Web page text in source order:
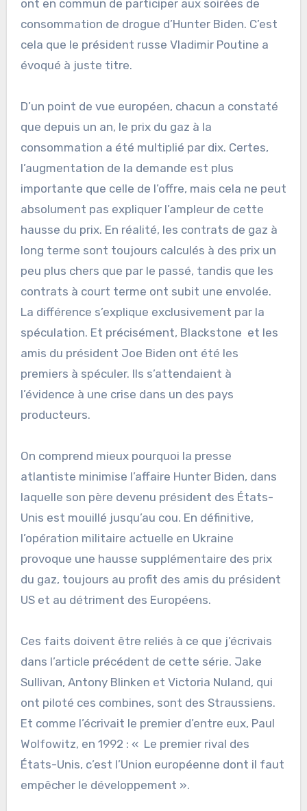
ont en commun de participer aux soirées de
consommation de drogue d’Hunter Biden. C’est
cela que le président russe Vladimir Poutine a
évoqué à juste titre.
D’un point de vue européen, chacun a constaté
que depuis un an, le prix du gaz à la
consommation a été multiplié par dix. Certes,
l’augmentation de la demande est plus
importante que celle de l’offre, mais cela ne peut
absolument pas expliquer l’ampleur de cette
hausse du prix. En réalité, les contrats de gaz à
long terme sont toujours calculés à des prix un
peu plus chers que par le passé, tandis que les
contrats à court terme ont subit une envolée.
La différence s’explique exclusivement par la
spéculation. Et précisément, Blackstone et les
amis du président Joe Biden ont été les
premiers à spéculer. Ils s’attendaient à
l’évidence à une crise dans un des pays
producteurs.
On comprend mieux pourquoi la presse
atlantiste minimise l’affaire Hunter Biden, dans
laquelle son père devenu président des États-
Unis est mouillé jusqu’au cou. En définitive,
l’opération militaire actuelle en Ukraine
provoque une hausse supplémentaire des prix
du gaz, toujours au profit des amis du président
US et au détriment des Européens.
Ces faits doivent être reliés à ce que j’écrivais
dans l’article précédent de cette série. Jake
Sullivan, Antony Blinken et Victoria Nuland, qui
ont piloté ces combines, sont des Straussiens.
Et comme l’écrivait le premier d’entre eux, Paul
Wolfowitz, en 1992 : « Le premier rival des
États-Unis, c’est l’Union européenne dont il faut
empêcher le développement ».